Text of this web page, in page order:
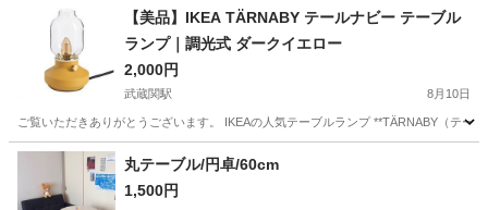
梅屋敷駅 収納家具
【美品】IKEA TÄRNABY テールナビー テーブル
ランプ｜調光式 ダークイエロー
2,000円
武蔵関駅 8月10日
ご覧いただきありがとうございます。 IKEAの人気テーブルランプ **TÄRNABY（テ
東京 武蔵野市 武蔵関駅 照明器具
丸テーブル/円卓/60cm
1,500円